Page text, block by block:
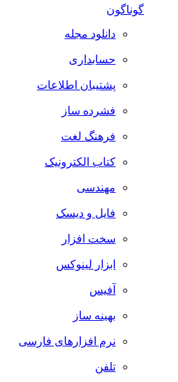
گوناگون
دانلود مجله
حسابداری
پشتیبان اطلاعات
فشرده ساز
فرهنگ لغت
کتاب الکترونیک
مهندسی
فایل و دیسک
سخت افزار
ابزار لینوکس
آفیس
بهینه ساز
نرم افزارهای فارسی
تلفن